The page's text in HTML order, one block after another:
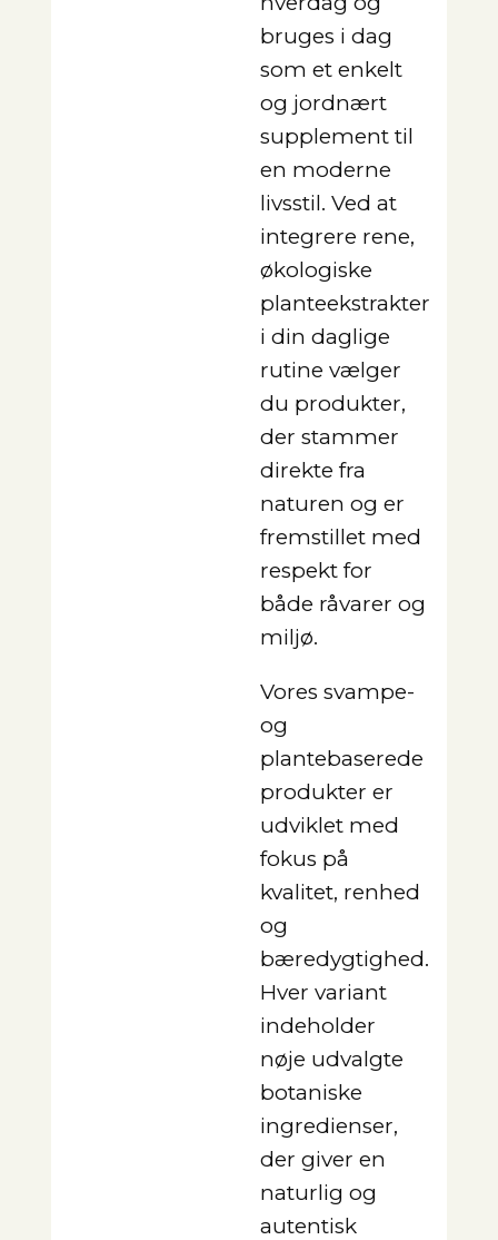
bruges i dag
som et enkelt
og jordnært
supplement til
en moderne
livsstil. Ved at
integrere rene,
økologiske
planteekstrakter
i din daglige
rutine vælger
du produkter,
der stammer
direkte fra
naturen og er
fremstillet med
respekt for
både råvarer og
miljø.
Vores svampe-
og
plantebaserede
produkter er
udviklet med
fokus på
kvalitet, renhed
og
bæredygtighed.
Hver variant
indeholder
nøje udvalgte
botaniske
ingredienser,
der giver en
naturlig og
autentisk